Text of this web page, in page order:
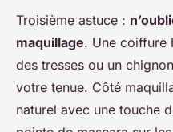
Troisième astuce :
maquillage. Une coiffure
des tresses ou un
votre tenue. Côté
naturel avec une touche